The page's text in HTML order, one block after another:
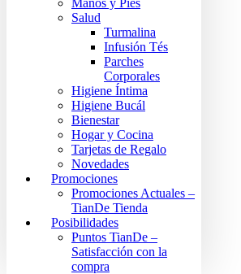
Manos y Pies
Salud
Turmalina
Infusión Tés
Parches
Corporales
Higiene Íntima
Higiene Bucál
Bienestar
Hogar y Cocina
Tarjetas de Regalo
Novedades
Promociones
Promociones Actuales –
TianDe Tienda
Posibilidades
Puntos TianDe –
Satisfacción con la
compra